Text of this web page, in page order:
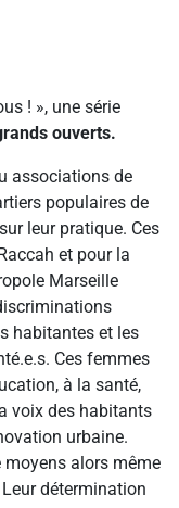
! », une série
ouverts.
associations de
populaires de
leur pratique. Ces
et pour la
Marseille
habitantes et les
Ces femmes
à la santé,
voix des habitants
urbaine.
moyens alors même
Leur détermination